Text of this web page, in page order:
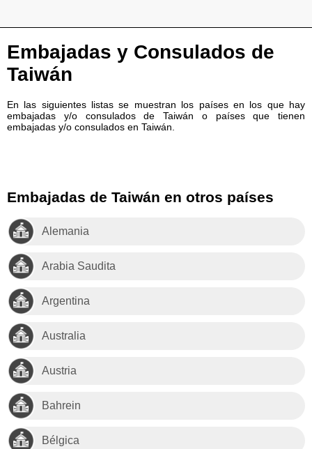
Embajadas y Consulados de
Taiwán
En las siguientes listas se muestran los países en los que hay
embajadas y/o consulados de Taiwán o países que tienen
embajadas y/o consulados en Taiwán.
Embajadas de Taiwán en otros países
Alemania
Arabia Saudita
Argentina
Australia
Austria
Bahrein
Bélgica